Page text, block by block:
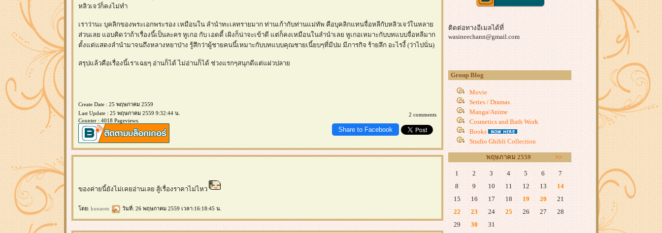
หลิวเจว๋ก็คงไม่ทำ
เราว่านะ บุคลิกของพระเอกพระรอง เหมือนใน ลำนำทะเลทรายมาก ท่านเก้ากับท่านแม่ทัพ คือบุคลิกแทนจื่อหลีกับหลิวเจว๋ในหลา
ส่วนเลย แอบคิดว่าถ้าเรื่องนี้เป็นละคร หูเกอ กับ เอดดี้ เผิงก็น่าจะเข้าดี แต่ก็คงเหมือนในลำนำเลย หูเกอเหมาะกับบทแบบจื่อหลีมาก
ตั้งแต่แสดงลำนำมาจนถึงหลางหยาป่าง รู้สึกว่าผู้ชายคนนี้เหมาะกับบทแบบคุณชายเนี้ยบๆที่มีปม มีภารกิจ ร้ายลึก อะไรงี้ (ว่าไปนั่น)
สรุปแล้วคือเรื่องนี้เราเฉยๆ อ่านก็ได้ ไม่อ่านก็ได้ ช่วงแรกๆสนุกดีแต่แผ่วปลา
Create Date : 25 พฤษภาคม 2559
Last Update : 25 พฤษภาคม 2559 9:32:44 น.
Counter : 4018 Pageviews.
2 comments
Share to Facebook
ของค่ายนี้ยังไม่เคยอ่านเลย สู้เรื่องราคาไม่ไหว
ดย: kunaom วันที่: 26 พฤษภาคม 2559 เวลา:16:18:45 น.
ติดต่อทางอีเมลได้ที่
wasineechann@gmail.com
Group Blog
Movie
Series / Dramas
Manga/Anime
Cosmetics and Bath Work
Books
Studio Ghibli Collection
พฤษภาคม 2559 >>
1 2 3 4 5 6
7
8
9 10 11 12 13
14
15
16 17 18 19 20
21
22
23 24 25 26 27
28
29
30 31